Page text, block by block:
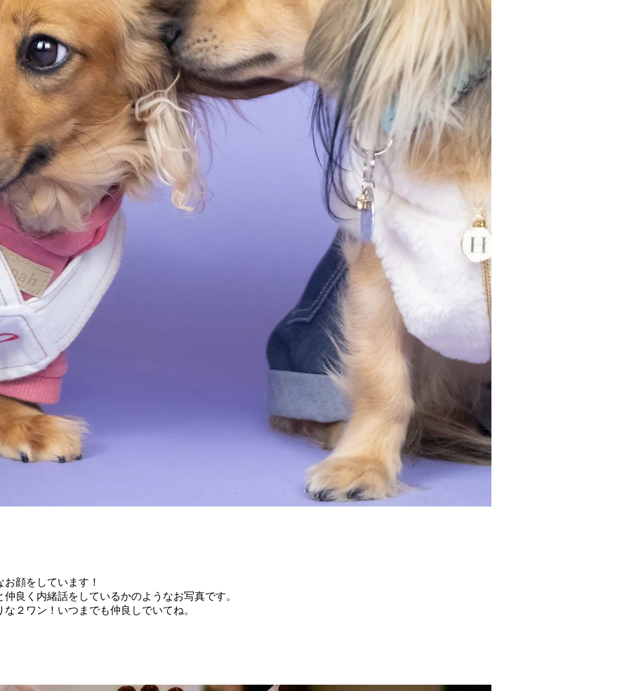
顔をしています！
緒話をしているかのようなお写真です。
！いつまでも仲良しでいてね。